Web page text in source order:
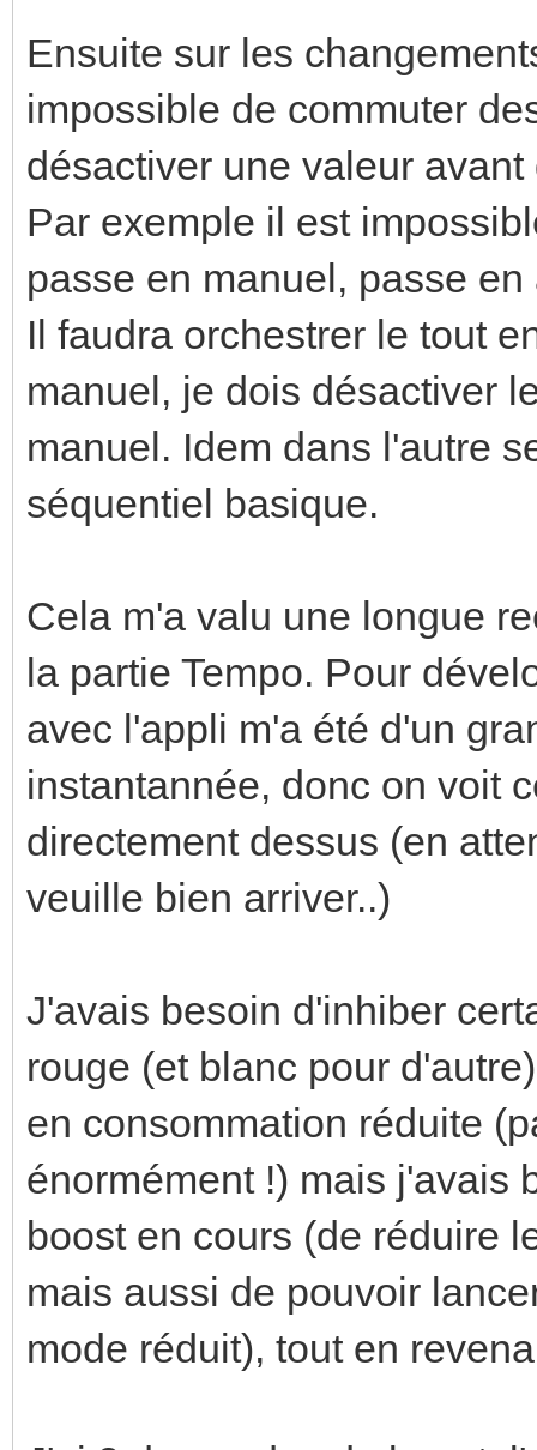
Ensuite sur les
impossible de commuter
désactiver une valeur
Par exemple il est
passe en manuel, passe en
Il faudra orchestrer le tout
manuel, je dois désactiver
manuel. Idem dans l'autre
séquentiel basique.
Cela m'a valu une longue
la partie Tempo. Pour
avec l'appli m'a été d'un
instantannée, donc on voit
directement dessus (en
veuille bien arriver..)
J'avais besoin d'inhiber
rouge (et blanc pour
en consommation réduite
énormément !) mais j'avais
boost en cours (de réduire
mais aussi de pouvoir
mode réduit), tout en